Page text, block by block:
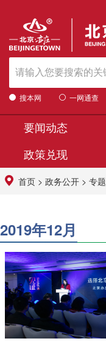
搜本网 一网通查
要闻动态
政策兑现
首页 > 政务公开 > 专
2019年12月